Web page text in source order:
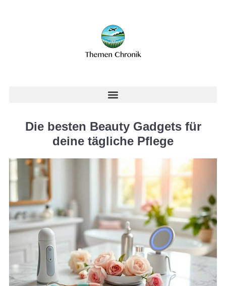
Die besten Beauty Gadgets für
deine tägliche Pflege